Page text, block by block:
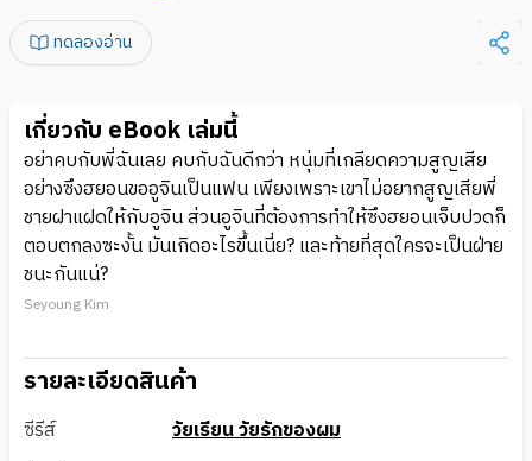
ทดลองอ่าน
เกี่ยวกับ eBook เล่มนี้
อย่าคบกับพี่ฉันเลย คบกับฉันดีกว่า หนุ่มที่เกลียดความสูญเสีย
อย่างซึงฮยอนขออูจินเป็นแฟน เพียงเพราะเขาไม่อยากสูญเสียพี่
ชายฝาแฝดให้กับอูจิน ส่วนอูจินที่ต้องการทำให้ซึงฮยอนเจ็บปวดก็
ตอบตกลงซะงั้น มันเกิดอะไรขึ้นเนี่ย? และท้ายที่สุดใครจะเป็นฝ่าย
ชนะกันแน่?
Seyoung Kim
รายละเอียดสินค้า
ซีรีส์
วัยเรียน วัยรักของผม